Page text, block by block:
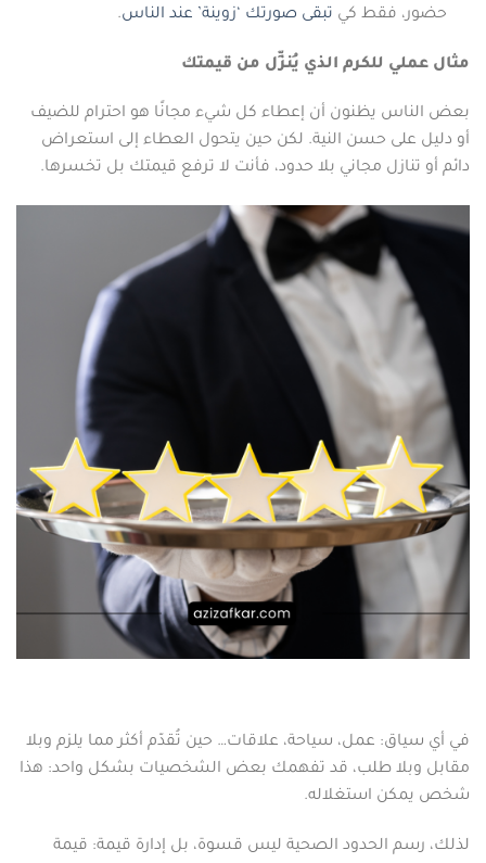
حضور، فقط كي تبقى صورتك ‘زوينة’ عند الناس.
مثال عملي للكرم الذي يُنزِّل من قيمتك
بعض الناس يظنون أن إعطاء كل شيء مجانًا هو احترام للضيف
أو دليل على حسن النية. لكن حين يتحول العطاء إلى استعراض
دائم أو تنازل مجاني بلا حدود، فأنت لا ترفع قيمتك بل تخسرها.
في أي سياق: عمل، سياحة، علاقات… حين تُقدّم أكثر مما يلزم وبلا
مقابل وبلا طلب، قد تفهمك بعض الشخصيات بشكل واحد: هذا
شخص يمكن استغلاله.
لذلك، رسم الحدود الصحية ليس قسوة، بل إدارة قيمة: قيمة